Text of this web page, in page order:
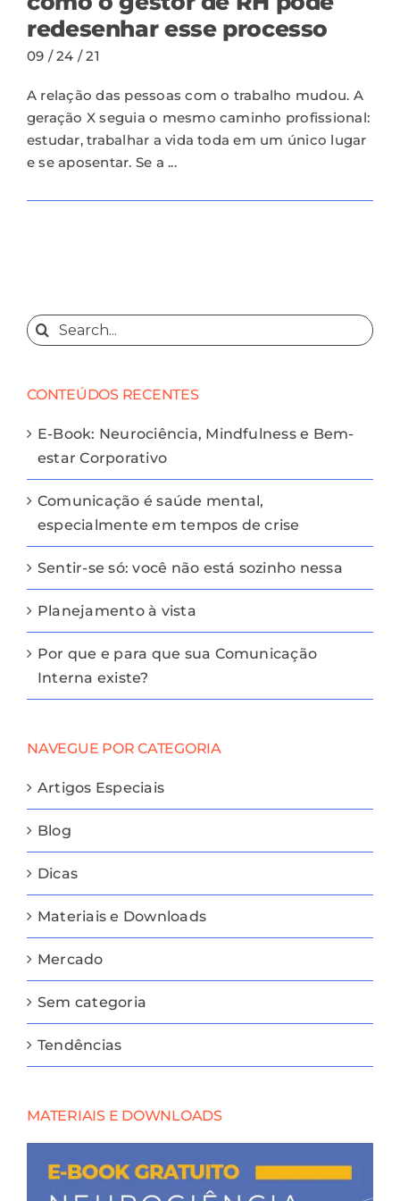
redesenhar esse processo
09 / 24 / 21
A relação das pessoas com o trabalho mudou. A
geração X seguia o mesmo caminho profissional:
estudar, trabalhar a vida toda em um único lugar
e se aposentar. Se a ...
Search
for:
CONTEÚDOS RECENTES
E-Book: Neurociência, Mindfulness e Bem-
estar Corporativo
Comunicação é saúde mental,
especialmente em tempos de crise
Sentir-se só: você não está sozinho nessa
Planejamento à vista
Por que e para que sua Comunicação
Interna existe?
NAVEGUE POR CATEGORIA
Artigos Especiais
Blog
Dicas
Materiais e Downloads
Mercado
Sem categoria
Tendências
MATERIAIS E DOWNLOADS